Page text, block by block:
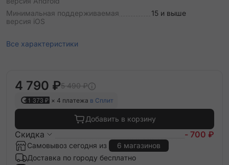
Минимальная поддерживаемая
версия iOS
15 и выше
Все характеристики
4 790 ₽5 490 ₽
1 373 ₽ × 4 платежа в Сплит
Добавить в корзину
Скидка - 700 ₽
Самовывоз сегодня из
6 магазинов
Доставка по городу бесплатно